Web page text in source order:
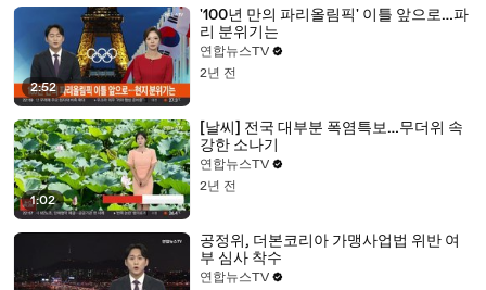
2:52
'100년 만의 파리올림픽' 이틀 앞으로…파
리 분위기는
연합뉴스TV
2년 전
1:02
[날씨] 전국 대부분 폭염특보…무더위 속
강한 소나기
연합뉴스TV
2년 전
공정위, 더본코리아 가맹사업법 위반 여
부 심사 착수
연합뉴스TV